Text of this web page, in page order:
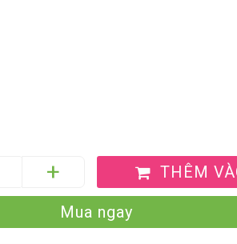
THÊM
Mua ngay